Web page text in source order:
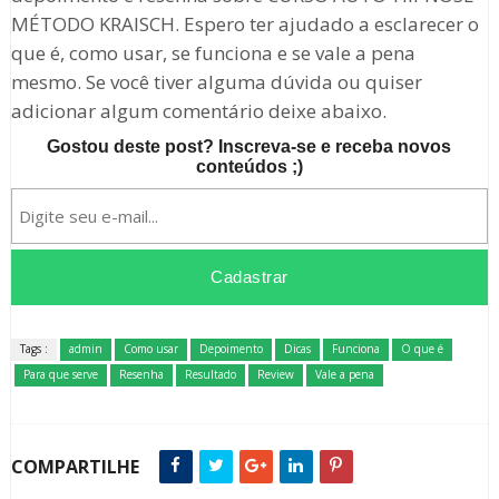
MÉTODO KRAISCH. Espero ter ajudado a esclarecer o
que é, como usar, se funciona e se vale a pena
mesmo. Se você tiver alguma dúvida ou quiser
adicionar algum comentário deixe abaixo.
Gostou deste post? Inscreva-se e receba novos
conteúdos ;)
Tags : admin Como usar Depoimento Dicas Funciona
O que é
Para que serve
Resenha Resultado Review Vale a pena
COMPARTILHE